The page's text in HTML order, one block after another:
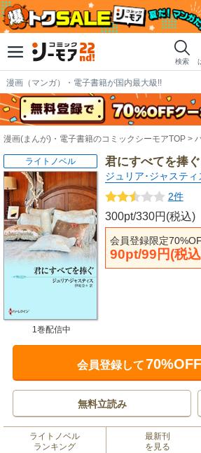
検索
漫画（マンガ）・電子書籍が国内最大級!!
漫画(まんが)・電子書籍のコミックシーモアTOP
君にすべてを捧ぐ
ジュリア･ジャスティ
2件
300pt/330円(税込)
会員登録限定
90pt/99円(税
ライトノベル
1巻配信中
会員登録して70%OFF
無料立読み
ライトノベル
ランキング
最新刊
を見る